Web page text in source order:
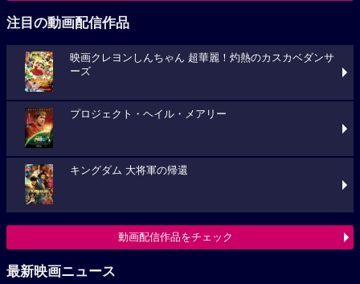
注目の動画配信作品
映画クレヨンしんちゃん 超華麗！灼熱のカスカベダンサ
ーズ
プロジェクト・ヘイル・メアリー
キングダム 大将軍の帰還
動画配信作品をチェック
最新映画ニュース